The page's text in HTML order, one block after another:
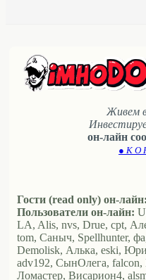
Живем
он-лайн
● К О
Гости (read only) он-лайн:
Пользователи он-лайн:
LA, Alis, nvs, Drue, cpt,
tom, Саныч, Spellhunter,
Demolisk, Алька, eski,
adv192, СынОлега, falcon,
Ломастер, Висариoн4,